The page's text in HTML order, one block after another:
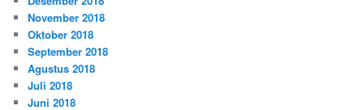
November 2018
Oktober 2018
September 2018
Agustus 2018
Juli 2018
Juni 2018